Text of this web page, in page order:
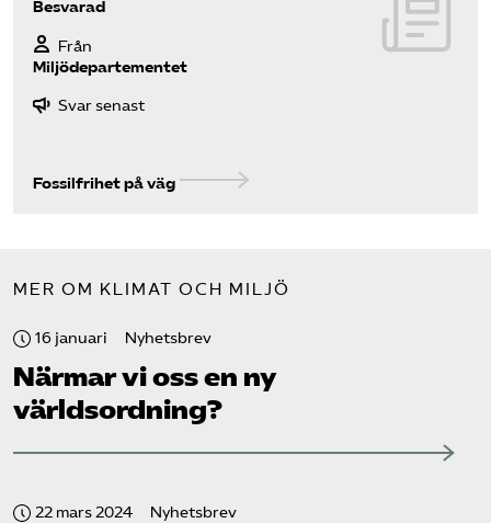
Besvarad
Från
Miljödepartementet
Svar senast
Fossilfrihet på väg
MER OM KLIMAT OCH MILJÖ
16 januari Nyhetsbrev
Närmar vi oss en ny
världsordning?
22 mars 2024 Nyhetsbrev